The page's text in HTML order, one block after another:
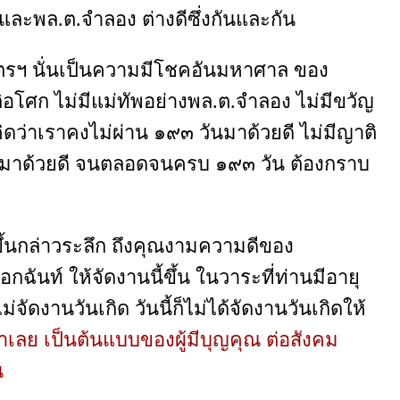
ละพล.ต.จำลอง ต่างดีซึ่งกันและกัน
ฯ นั่นเป็นความมีโชคอันมหาศาล ของ
โศก ไม่มีแม่ทัพอย่างพล.ต.จำลอง ไม่มีขวัญ
ว่าเราคงไม่ผ่าน ๑๙๓ วันมาด้วยดี ไม่มีญาติ
ด้วยดี จนตลอดจนครบ ๑๙๓ วัน ต้องกราบ
กล่าวระลึก ถึงคุณงามความดีของ
กฉันท์ ให้จัดงานนี้ขึ้น ในวาระที่ท่านมีอายุ
ดงานวันเกิด วันนี้ก็ไม่ได้จัดงานวันเกิดให้
เลย เป็นต้นแบบของผู้มีบุญคุณ ต่อสังคม